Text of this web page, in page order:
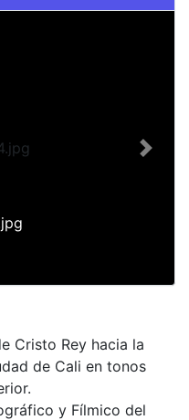
Next
Cristo Rey hacia la
de Cali en tonos
y Fílmico del